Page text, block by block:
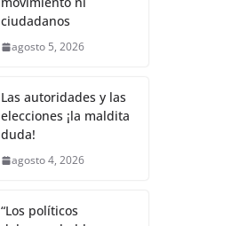
p k
ciudadanos
agosto 5, 2026
Las autoridades y las
elecciones ¡la maldita
duda!
agosto 4, 2026
“Los políticos